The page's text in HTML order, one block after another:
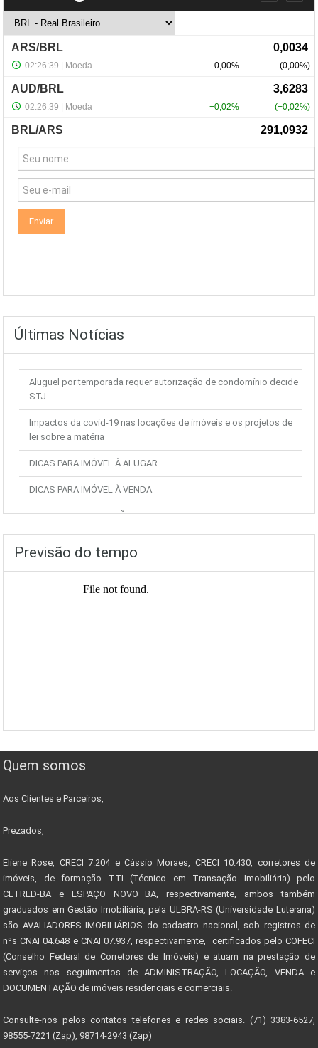
NewsLetter
Últimas Notícias
Aluguel por temporada requer autorização de condomínio decide
STJ
Impactos da covid-19 nas locações de imóveis e os projetos de
lei sobre a matéria
DICAS PARA IMÓVEL À ALUGAR
DICAS PARA IMÓVEL À VENDA
DICAS DOCUMENTAÇÃO DE IMOVEL
Previsão do tempo
Quem somos
Aos Clientes e Parceiros,
Prezados,
Eliene Rose, CRECI 7.204 e Cássio Moraes, CRECI 10.430, corretores de
imóveis, de formação TTI (Técnico em Transação Imobiliária) pelo
CETRED-BA e ESPAÇO NOVO–BA, respectivamente, ambos também
graduados em Gestão Imobiliária, pela ULBRA-RS (Universidade Luterana)
são AVALIADORES IMOBILIÁRIOS do cadastro nacional, sob registros de
nºs CNAI 04.648 e CNAI 07.937, respectivamente, certificados pelo COFECI
(Conselho Federal de Corretores de Imóveis) e atuam na prestação de
serviços nos seguimentos de ADMINISTRAÇÃO, LOCAÇÃO, VENDA e
DOCUMENTAÇÃO de imóveis residenciais e comerciais.
Consulte-nos pelos contatos telefones e redes sociais. (71) 3383-6527,
98555-7221 (Zap), 98714-2943 (Zap)